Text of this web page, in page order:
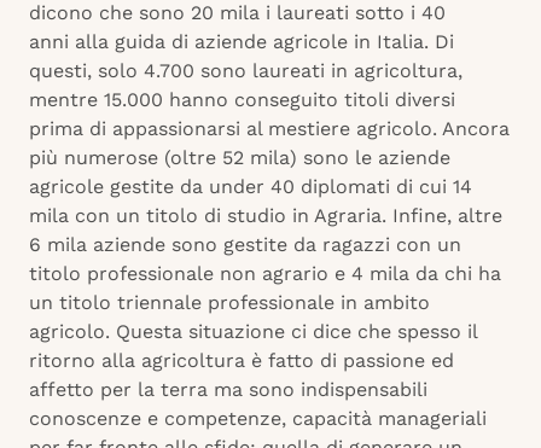
dicono che sono 20 mila i laureati sotto i 40
anni alla guida di aziende agricole in Italia. Di
questi, solo 4.700 sono laureati in agricoltura,
mentre 15.000 hanno conseguito titoli diversi
prima di appassionarsi al mestiere agricolo. Ancora
più numerose (oltre 52 mila) sono le aziende
agricole gestite da under 40 diplomati di cui 14
mila con un titolo di studio in Agraria. Infine, altre
6 mila aziende sono gestite da ragazzi con un
titolo professionale non agrario e 4 mila da chi ha
un titolo triennale professionale in ambito
agricolo. Questa situazione ci dice che spesso il
ritorno alla agricoltura è fatto di passione ed
affetto per la terra ma sono indispensabili
conoscenze e competenze, capacità manageriali